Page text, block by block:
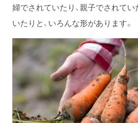
婦でされていたり、親子でされてい
いたりと、いろんな形があります。